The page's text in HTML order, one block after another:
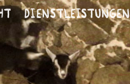
Dienstleistungen